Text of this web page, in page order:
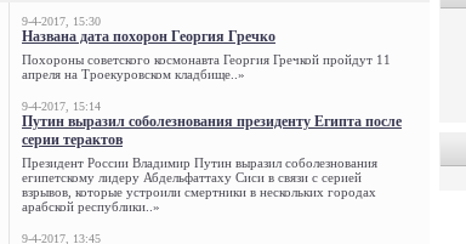
9-4-2017, 15:30
Названа дата похорон Георгия Гречко
Похороны советского космонавта Георгия Гречкой пройдут 11
апреля на Троекуровском кладбище..»
9-4-2017, 15:14
Путин выразил соболезнования президенту Египта после
серии терактов
Президент России Владимир Путин выразил соболезнования
египетскому лидеру Абдельфаттаху Сиси в связи с серией
взрывов, которые устроили смертники в нескольких городах
арабской республики..»
9-4-2017, 13:45